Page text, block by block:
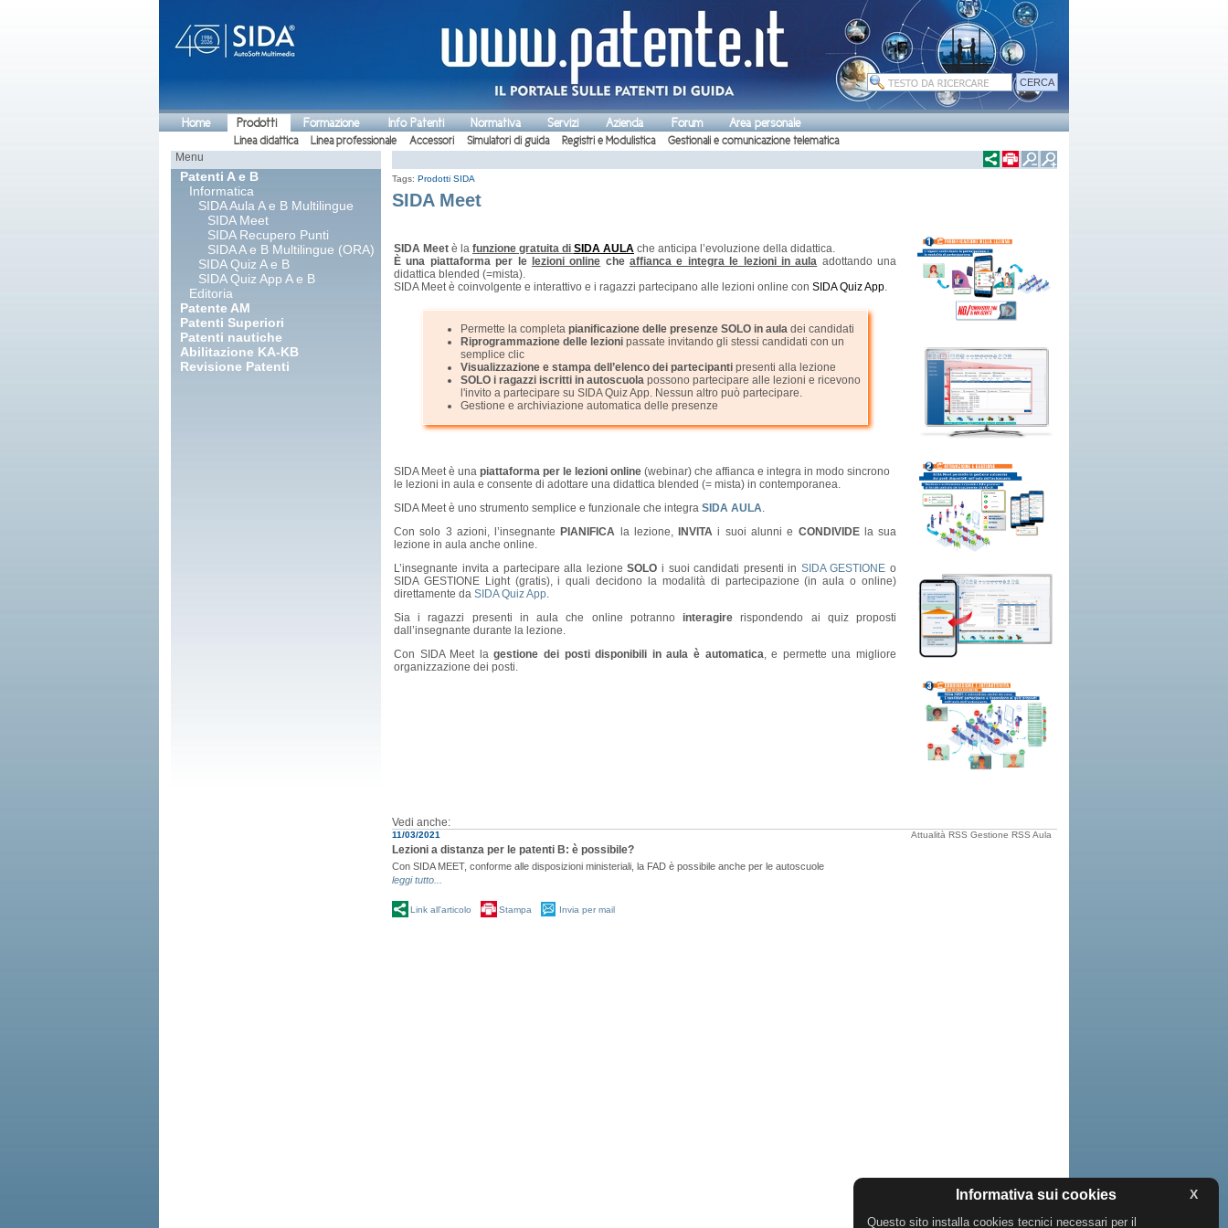
Home Prodotti Formazione Info Patenti Normativa Servizi Azienda Forum Area personale
Linea didattica Linea professionale Accessori Simulatori di guida Registri e Modulistica
Gestionali e comunicazione telematica
Menu
Patenti A e B
Informatica
SIDA Aula A e B Multilingue
SIDA Meet
SIDA Recupero Punti
SIDA A e B Multilingue (ORA)
SIDA Quiz A e B
SIDA Quiz App A e B
Editoria
Patente AM
Patenti Superiori
Patenti nautiche
Abilitazione KA-KB
Revisione Patenti
Tags: Prodotti SIDA
SIDA Meet
SIDA Meet è la funzione gratuita di SIDA AULA che anticipa l’evoluzione della didattica.
È una piattaforma per le lezioni online che affianca e integra le lezioni in aula adottando una
didattica blended (=mista).
SIDA Meet è coinvolgente e interattivo e i ragazzi partecipano alle lezioni online con SIDA Quiz App.
Permette la completa pianificazione delle presenze SOLO in aula dei candidati
Riprogrammazione delle lezioni passate invitando gli stessi candidati con un
semplice clic
Visualizzazione e stampa dell’elenco dei partecipanti presenti alla lezione
SOLO i ragazzi iscritti in autoscuola possono partecipare alle lezioni e ricevono
l'invito a partecipare su SIDA Quiz App. Nessun altro può partecipare.
Gestione e archiviazione automatica delle presenze
SIDA Meet è una piattaforma per le lezioni online (webinar) che affianca e integra in modo sincrono
le lezioni in aula e consente di adottare una didattica blended (= mista) in contemporanea.
SIDA Meet è uno strumento semplice e funzionale che integra SIDA AULA.
Con solo 3 azioni, l’insegnante PIANIFICA la lezione, INVITA i suoi alunni e CONDIVIDEla sua
lezione in aula anche online.
L’insegnante invita a partecipare alla lezioneSOLO i suoi candidati presenti in SIDA GESTIONE o
SIDA GESTIONE Light (gratis), i quali decidono la modalità di partecipazione (in aula o online)
direttamente da SIDA Quiz App.
Sia i ragazzi presenti in aula che online potranno interagire rispondendo ai quiz proposti
dall’insegnante durante la lezione.
Con SIDA Meet lagestione dei posti disponibili in aula è automatica, e permette una migliore
organizzazione dei posti.
Vedi anche:
11/03/2021 Attualità RSS Gestione RSS Aula
Lezioni a distanza per le patenti B: è possibile?
Con SIDA MEET, conforme alle disposizioni ministeriali, la FAD è possibile anche per le autoscuole
leggi tutto...
Link all'articolo Stampa Invia per mail
Informativa sui cookies X
Questo sito installa cookies tecnici necessari per il